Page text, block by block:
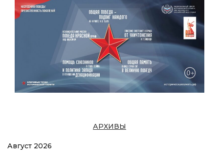
АРХИВЫ
Август 2026